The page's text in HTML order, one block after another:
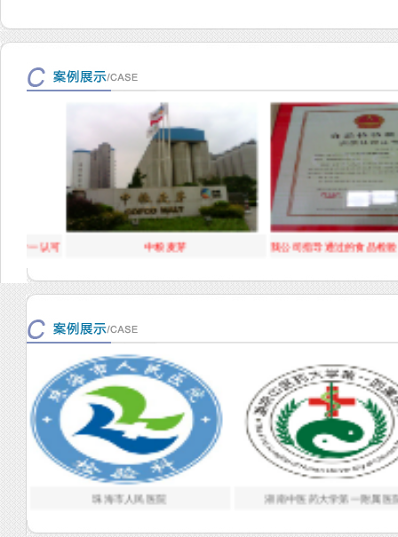
三合一认可 中粮麦芽 我公司指导通过的食品检
珠海市人民医院 湖南中医药大学第一附属医